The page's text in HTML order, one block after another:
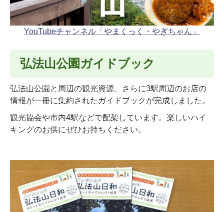
YouTubeチャンネル「やまくっく・やぎちゃん」
弘法山公園ガイドブック
弘法山公園と周辺の観光資源、さらに3駅周辺のお店の
情報が一冊に集約されたガイドブックが完成しました。
観光協会や市内4駅などで配架しています。楽しいハイ
キングのお供にぜひお持ちください。